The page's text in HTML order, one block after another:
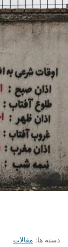
دسته ها: مقالات